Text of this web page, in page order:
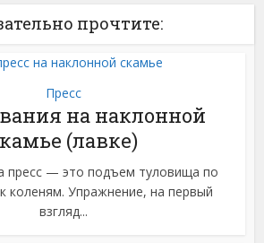
прочтите:
Пресс
на наклонной
(лавке)
пресс — это подъем туловища по
коленям. Упражнение, на первый
взгляд...